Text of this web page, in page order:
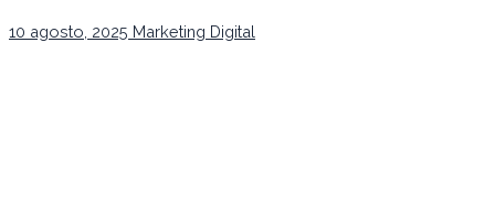
10 agosto, 2025 Marketing Digital